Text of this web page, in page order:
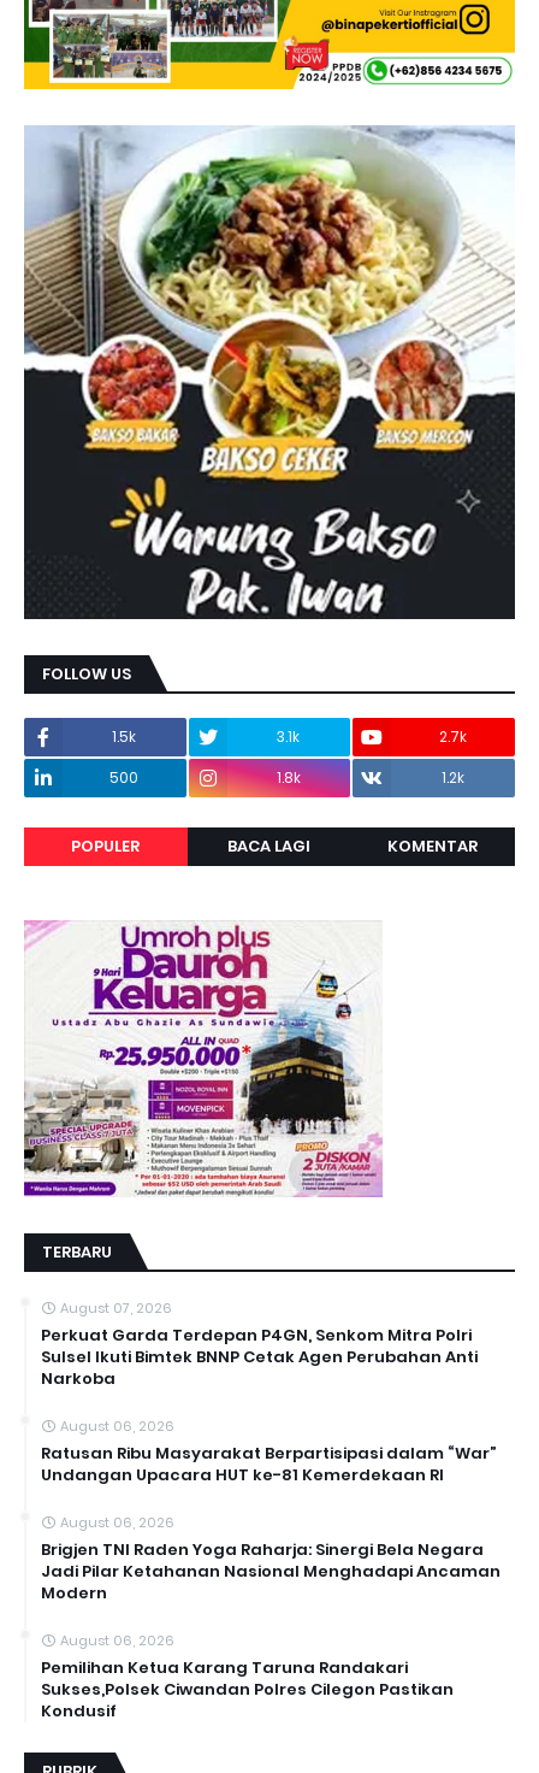
FOLLOW US
1.5k 3.1k
2.7k
500
1.8k 1.2k
POPULER BACA LAGI KOMENTAR
TERBARU
August 07, 2026
Perkuat Garda Terdepan P4GN, Senkom Mitra Polri
Sulsel Ikuti Bimtek BNNP Cetak Agen Perubahan Anti
Narkoba
August 06, 2026
Ratusan Ribu Masyarakat Berpartisipasi dalam “War”
Undangan Upacara HUT ke-81 Kemerdekaan RI
August 06, 2026
Brigjen TNI Raden Yoga Raharja: Sinergi Bela Negara
Jadi Pilar Ketahanan Nasional Menghadapi Ancaman
Modern
August 06, 2026
Pemilihan Ketua Karang Taruna Randakari
Sukses,Polsek Ciwandan Polres Cilegon Pastikan
Kondusif